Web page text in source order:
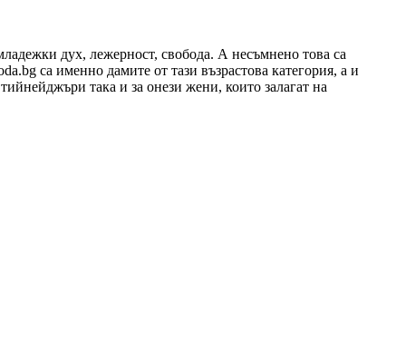
дух, лежерност, свобода. А несъмнено това са
са именно дамите от тази възрастова категория, а и
така и за онези жени, които залагат на